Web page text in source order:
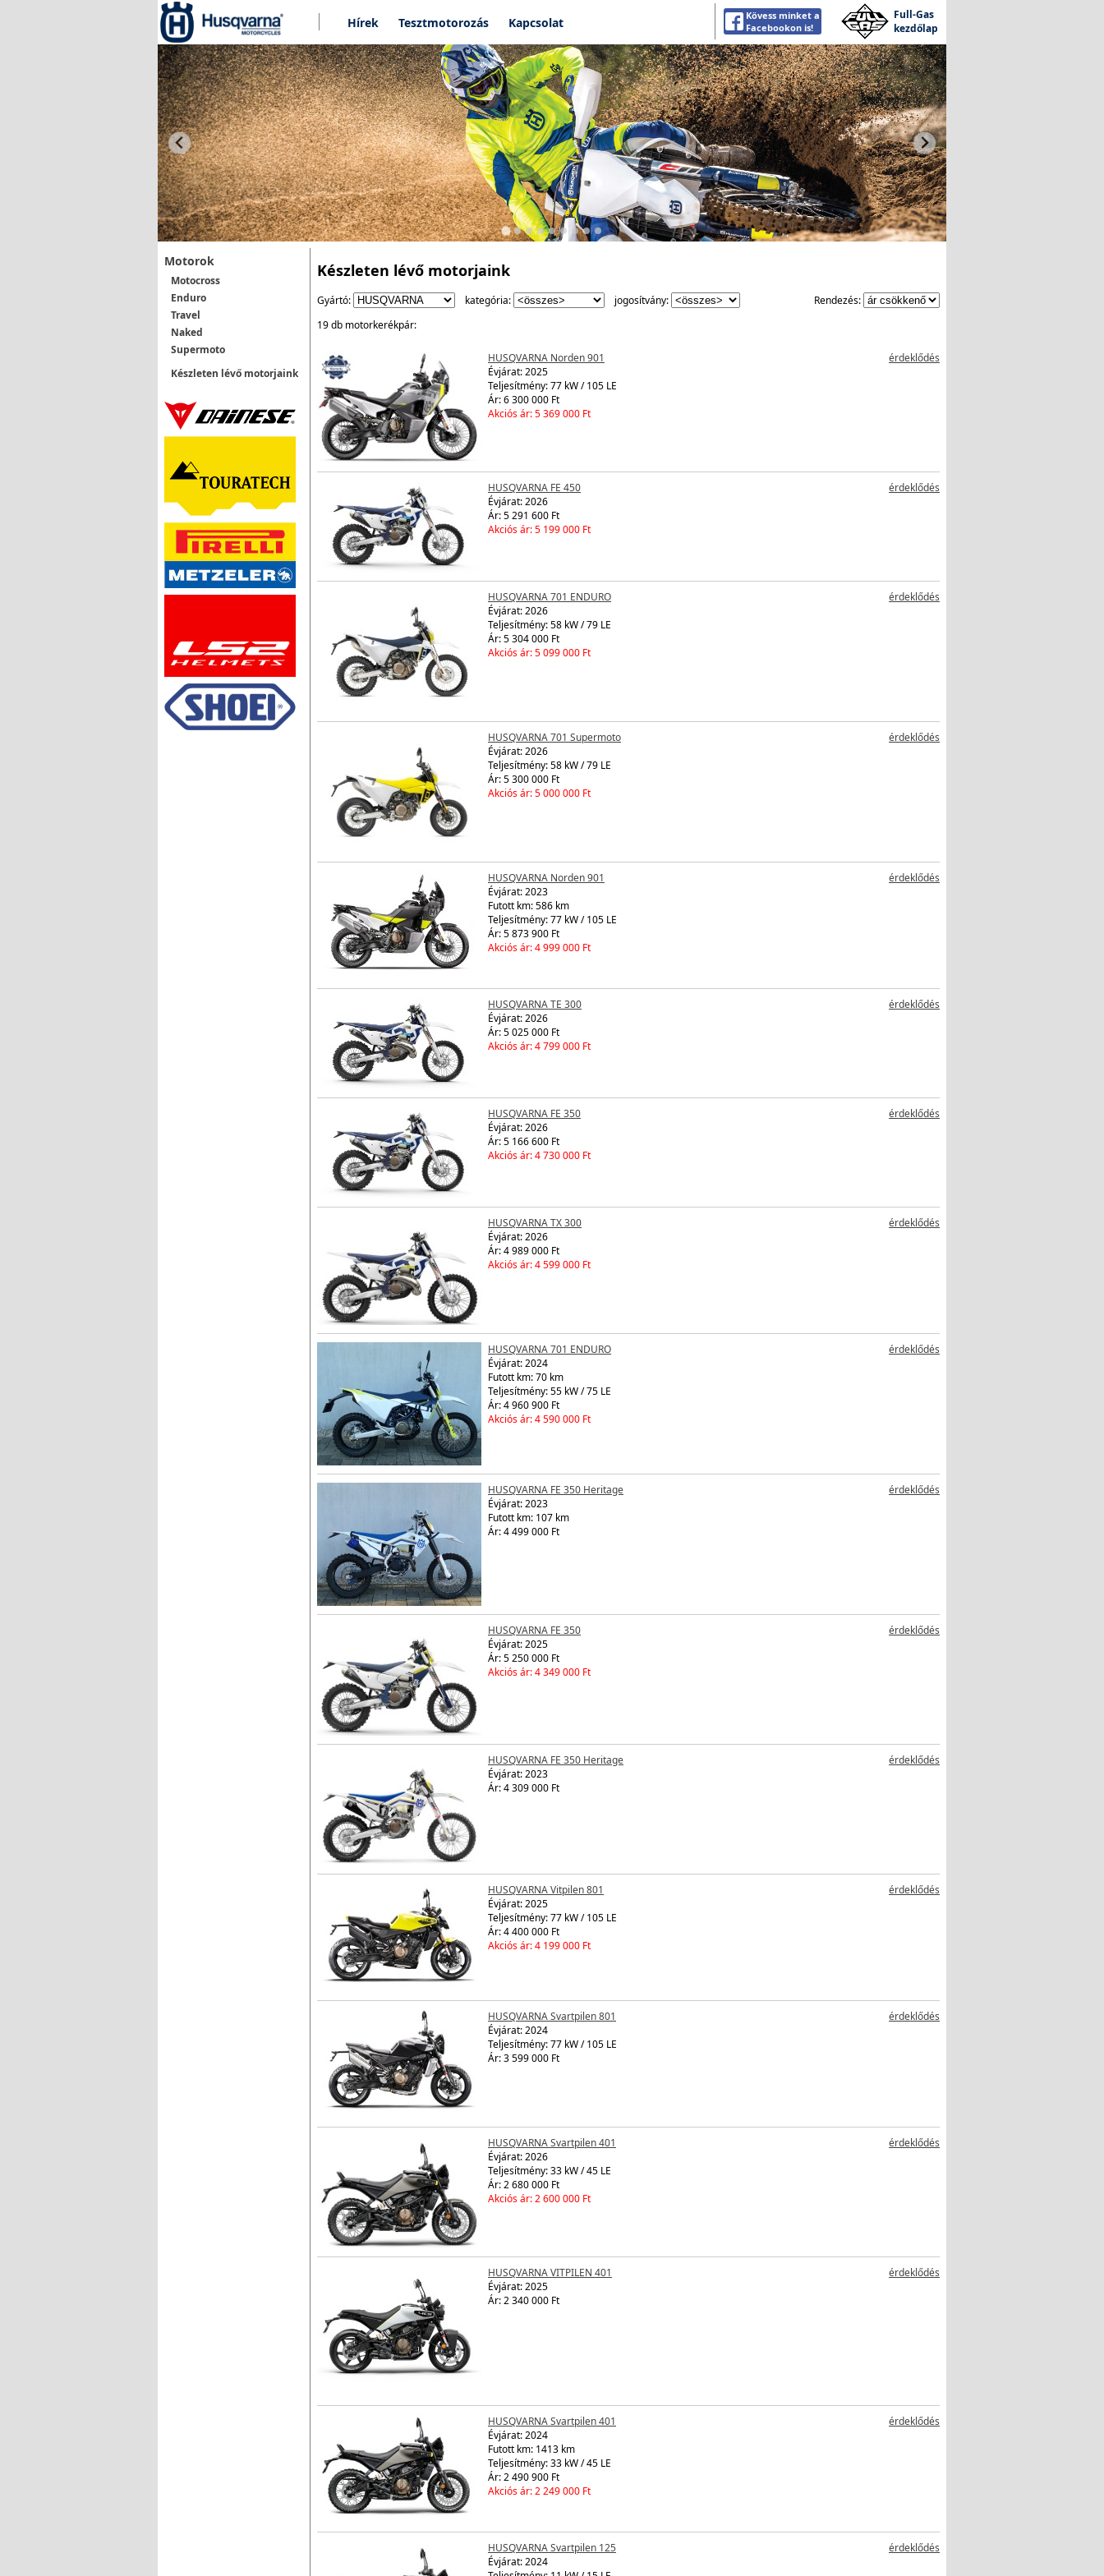
Hírek Tesztmotorozás Kapcsolat
Kövess minket a
Facebookon is!
Full-Gas
kezdőlap
Motorok
Motocross
Enduro
Travel
Naked
Supermoto
Készleten lévő motorjaink
Készleten lévő motorjaink
Gyártó: kategória: jogosítvány:
Rendezés:
19 db motorkerékpár:
HUSQVARNA Norden 901
érdeklődés
Évjárat:2025
Teljesítmény: 77 kW / 105 LE
Ár: 6 300 000 Ft
Akciós ár: 5 369 000 Ft
HUSQVARNA FE 450
érdeklődés
Évjárat:2026
Ár: 5 291 600 Ft
Akciós ár: 5 199 000 Ft
HUSQVARNA 701 ENDURO
érdeklődés
Évjárat:2026
Teljesítmény: 58 kW / 79 LE
Ár: 5 304 000 Ft
Akciós ár: 5 099 000 Ft
HUSQVARNA 701 Supermoto
érdeklődés
Évjárat:2026
Teljesítmény: 58 kW / 79 LE
Ár: 5 300 000 Ft
Akciós ár: 5 000 000 Ft
HUSQVARNA Norden 901
érdeklődés
Évjárat:2023
Futott km: 586 km
Teljesítmény: 77 kW / 105 LE
Ár: 5 873 900 Ft
Akciós ár: 4 999 000 Ft
HUSQVARNA TE 300
érdeklődés
Évjárat:2026
Ár: 5 025 000 Ft
Akciós ár: 4 799 000 Ft
HUSQVARNA FE 350
érdeklődés
Évjárat:2026
Ár: 5 166 600 Ft
Akciós ár: 4 730 000 Ft
HUSQVARNA TX 300
érdeklődés
Évjárat:2026
Ár: 4 989 000 Ft
Akciós ár: 4 599 000 Ft
HUSQVARNA 701 ENDURO
érdeklődés
Évjárat:2024
Futott km: 70 km
Teljesítmény: 55 kW / 75 LE
Ár: 4 960 900 Ft
Akciós ár: 4 590 000 Ft
HUSQVARNA FE 350 Heritage
érdeklődés
Évjárat:2023
Futott km: 107 km
Ár: 4 499 000 Ft
HUSQVARNA FE 350
érdeklődés
Évjárat:2025
Ár: 5 250 000 Ft
Akciós ár: 4 349 000 Ft
HUSQVARNA FE 350 Heritage
érdeklődés
Évjárat:2023
Ár: 4 309 000 Ft
HUSQVARNA Vitpilen 801
érdeklődés
Évjárat:2025
Teljesítmény: 77 kW / 105 LE
Ár: 4 400 000 Ft
Akciós ár: 4 199 000 Ft
HUSQVARNA Svartpilen 801
érdeklődés
Évjárat:2024
Teljesítmény: 77 kW / 105 LE
Ár: 3 599 000 Ft
HUSQVARNA Svartpilen 401
érdeklődés
Évjárat:2026
Teljesítmény: 33 kW / 45 LE
Ár: 2 680 000 Ft
Akciós ár: 2 600 000 Ft
HUSQVARNA VITPILEN 401
érdeklődés
Évjárat:2025
Ár: 2 340 000 Ft
HUSQVARNA Svartpilen 401
érdeklődés
Évjárat:2024
Futott km: 1413 km
Teljesítmény: 33 kW / 45 LE
Ár: 2 490 900 Ft
Akciós ár: 2 249 000 Ft
HUSQVARNA Svartpilen 125
érdeklődés
Évjárat:2024